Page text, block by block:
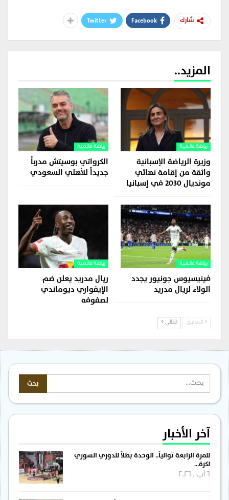
شارك Facebook
Twitter
المزيد..
رياضة عالمية
وزيرة الرياضة الإسبانية
واثقة من إقامة نهائي
مونديال 2030 في إسبانيا
رياضة عالمية
الكرواتي بوسيتش مدرباً
جديداً للأهلي السعودي
رياضة عالمية
فينيسيوس جونيور يجدد
الولاء لريال مدريد
رياضة عالمية
ريال مدريد يعلن ضم
الإيفواري ديوماندي
لصفوفه
السابق التالي
آخر الأخبار
للمرة الرابعة توالياً.. الوحدة بطلاً للدوري السوري
لكرة…